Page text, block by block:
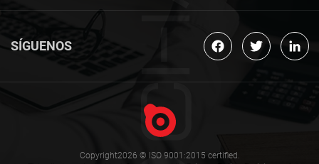
SÍGUENOS
Copyright2026 © ISO 9001:2015 certified.